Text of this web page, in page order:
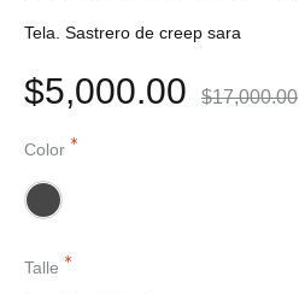
Tela. Sastrero de creep sara
$5,000.00 $17,000.00
Color
Talle